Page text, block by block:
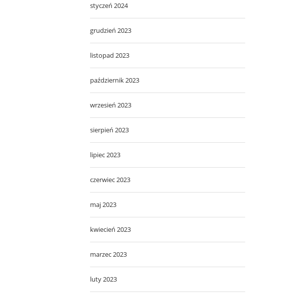
styczeń 2024
grudzień 2023
listopad 2023
październik 2023
wrzesień 2023
sierpień 2023
lipiec 2023
czerwiec 2023
maj 2023
kwiecień 2023
marzec 2023
luty 2023